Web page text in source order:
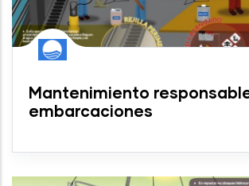
Mantenimiento
embarcaciones